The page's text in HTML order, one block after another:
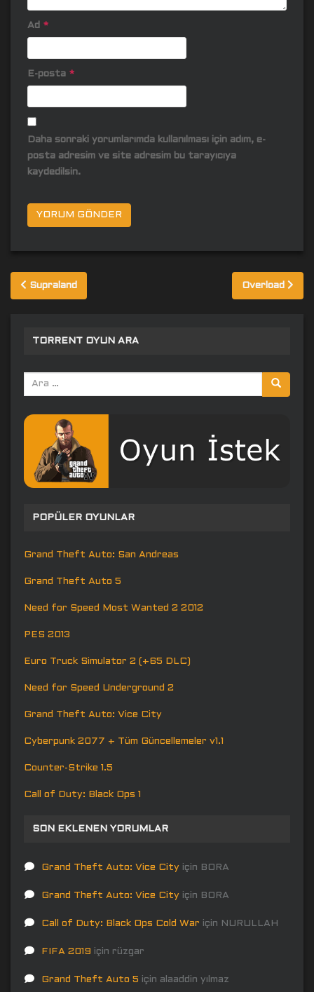
Ad *
E-posta *
Daha sonraki yorumlarımda kullanılması için adım, e-
posta adresim ve site adresim bu tarayıcıya
kaydedilsin.
Yazı
gezinmesi
Supraland Overload
TORRENT OYUN ARA
Arama
yap:
POPÜLER OYUNLAR
Grand Theft Auto: San Andreas
Grand Theft Auto 5
Need for Speed Most Wanted 2 2012
PES 2013
Euro Truck Simulator 2 (+65 DLC)
Need for Speed Underground 2
Grand Theft Auto: Vice City
Cyberpunk 2077 + Tüm Güncellemeler v1.1
Counter-Strike 1.5
Call of Duty: Black Ops 1
SON EKLENEN YORUMLAR
Grand Theft Auto: Vice City için BORA
Grand Theft Auto: Vice City için BORA
Call of Duty: Black Ops Cold War için NURULLAH
FIFA 2019 için rüzgar
Grand Theft Auto 5 için alaaddin yılmaz